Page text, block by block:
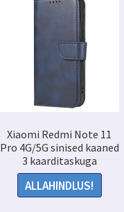
Xiaomi Redmi Note 11
Pro 4G/5G sinised kaaned
3 kaarditaskuga
ALLAHINDLUS!